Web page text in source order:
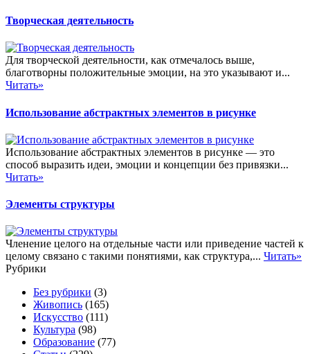
Творческая деятельность
Для творческой деятельности, как отмечалось выше,
благотворны положительные эмоции, на это указывают и...
Читать»
Использование абстрактных элементов в рисунке
Использование абстрактных элементов в рисунке — это
способ выразить идеи, эмоции и концепции без привязки...
Читать»
Элементы структуры
Членение целого на отдельные части или приведение частей к
целому связано с такими понятиями, как структура,... Читать»
Рубрики
Без рубрики (3)
Живопись (165)
Искусство (111)
Культура (98)
Образование (77)